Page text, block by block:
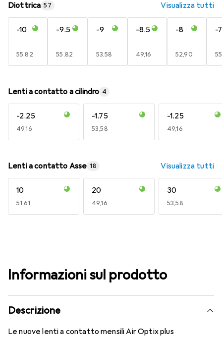
Diottrica 57 Visualizza tutti
-10
EUR
55,82
-9.5
EUR
55,82
-9
EUR
53,58
-8.5
EUR
49,16
-8
EUR
52,90
-
Lenti a contatto a cilindro 4
-2.25
EUR
49,16
-1.75
EUR
53,58
-1.25
EUR
49,16
Lenti a contatto Asse 18 Visualizza tutti
10
EUR
51,61
20
EUR
49,16
30
EUR
53,58
Informazioni sul prodotto
Descrizione
Le nuove lenti a contatto mensili Air Optix plus